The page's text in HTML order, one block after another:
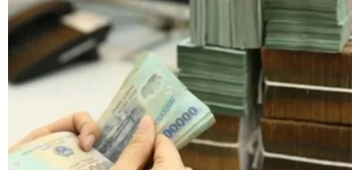
được tiêm; như vậy, tổng số liều vaccine đã được tiêm
tại Việt Nam là 243.012.217 liều; trong đó tiêm cho trẻ từ
5-11 tuổi là 11.395.239 liều.